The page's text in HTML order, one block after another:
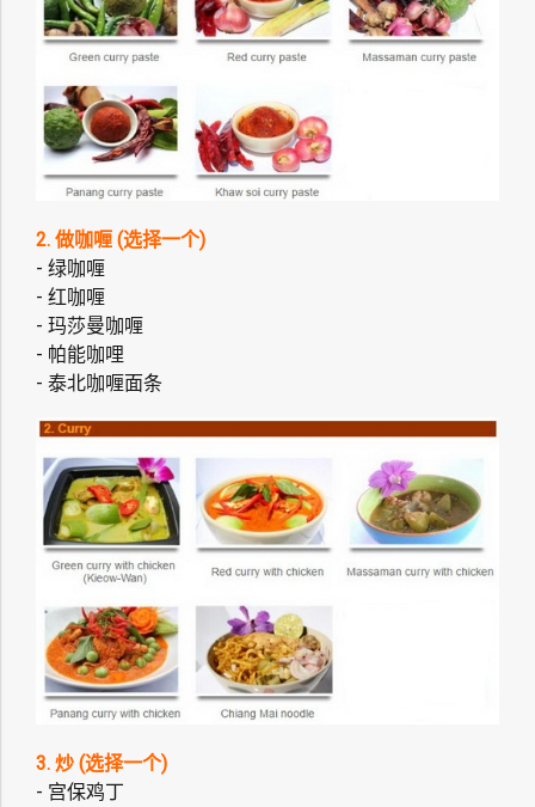
2. 做咖喱 (选择一个)
- 绿咖喱
- 红咖喱
- 玛莎曼咖喱
- 帕能咖哩
- 泰北咖喱面条
3. 炒 (选择一个)
- 宫保鸡丁